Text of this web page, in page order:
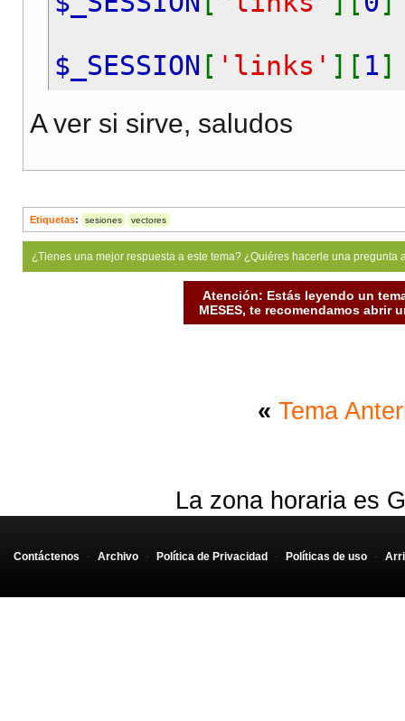
$_SESSION [ 'links' ][ 1 ]
$_SESSION['links'
$_SESSION['links'][2
A ver si sirve, saludos
Etiquetas: sesiones vectores
¿Tienes una mejor respuesta a este tema? ¿Quiéres hacerle una
Atención: Estás leyendo un
MESES, te recomendamos abrir
« Tema
La zona horaria es
Contáctenos - Archivo - Política de Privacidad - Políticas de uso -